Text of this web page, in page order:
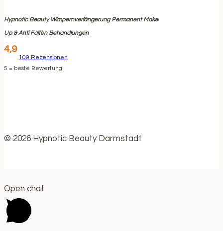
Hypnotic Beauty Wimpernverlängerung Permanent Make
Up & Anti Falten Behandlungen
4,9
109 Rezensionen
5 = beste Bewertung
© 2026 Hypnotic Beauty Darmstadt
Open chat